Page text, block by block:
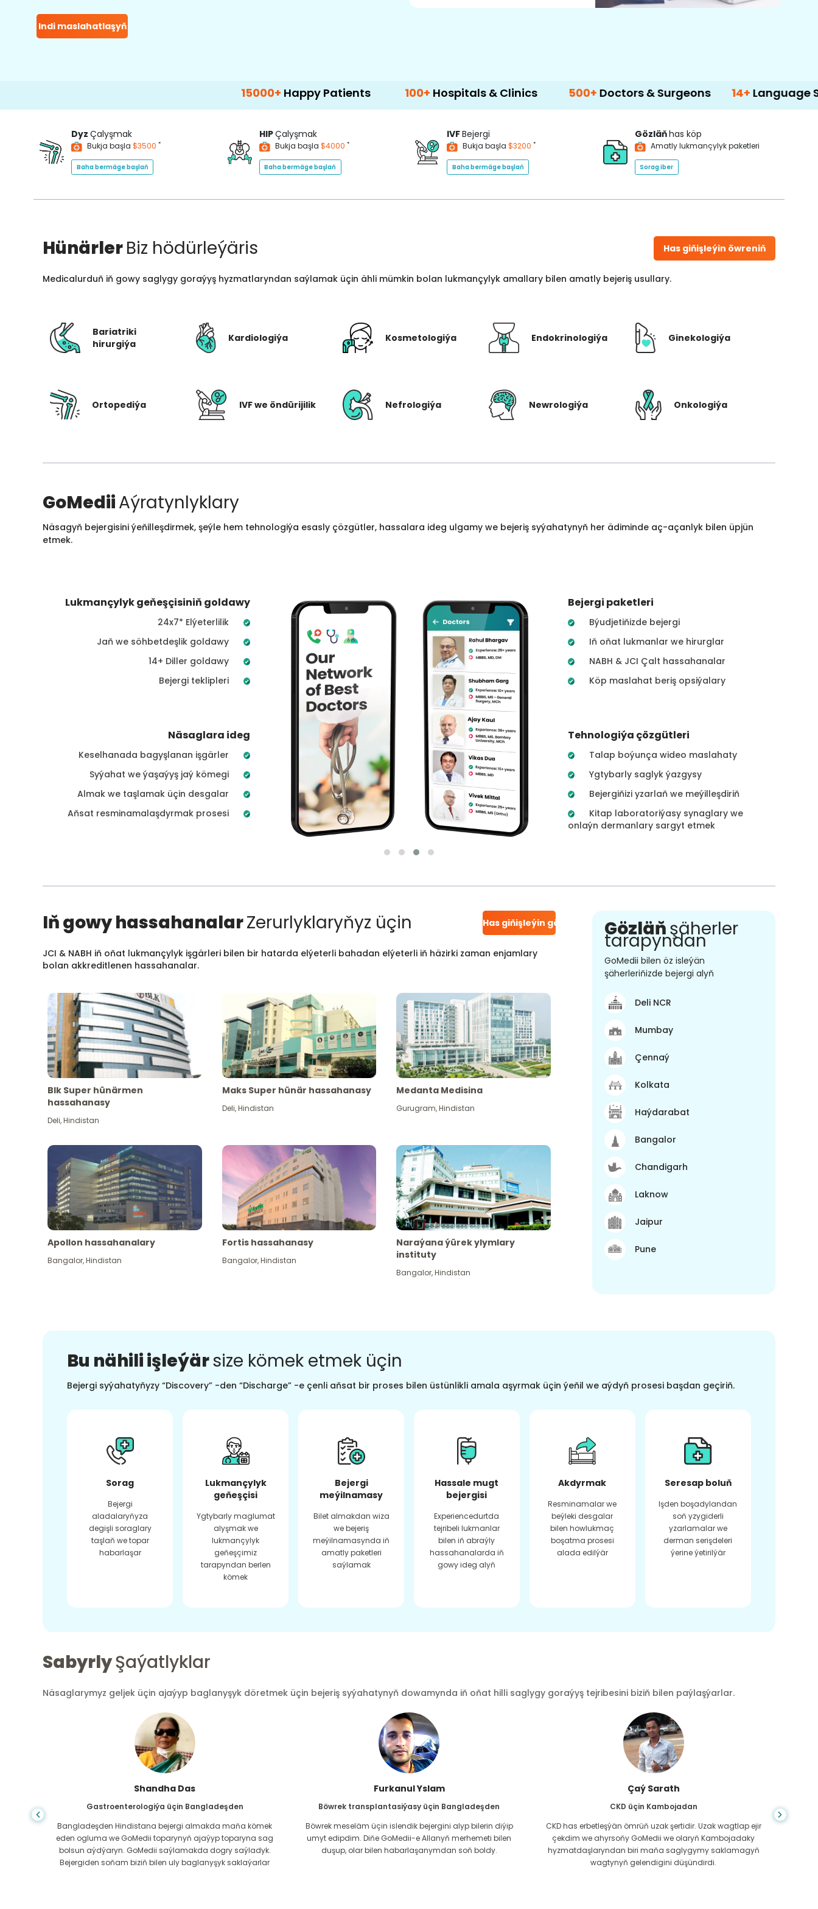
Indi maslahatlaşyň
Happy Patients 100+ Hospitals & Clinics 500+ Doctors & Surgeons 14+Language Support
Dyz Çalyşmak
Bukja başla $3500 *
Baha bermäge başlaň
HIPÇalyşmak
Bukja başla $4000 *
Baha bermäge başlaň
IVFBejergi
Bukja başla $3200 *
Baha bermäge başlaň
Gözläňhas köp
Amatly lukmançylyk paketleri
Sorag iber
HünärlerBiz hödürleýäris Has giňişleýin öwreniň
Medicalurduň iň gowy saglygy goraýyş hyzmatlaryndan saýlamak üçin ähli mümkin bolan lukmançylyk amallary bilen amatly bejeriş usullary.
Bariatriki
hirurgiýa
Kardiologiýa Kosmetologiýa Endokrinologiýa Ginekologiýa
Ortopediýa IVF we öndürijilik Nefrologiýa Newrologiýa Onkologiýa
GoMediiAýratynlyklary
Näsagyň bejergisini ýeňilleşdirmek, şeýle hem tehnologiýa esasly çözgütler, hassalara ideg ulgamy we bejeriş syýahatynyň her ädiminde aç-açanlyk bilen üpjün
etmek.
Lukmançylyk geňeşçisiniň goldawy
24x7* Elýeterlilik
Jaň we söhbetdeşlik goldawy
14+ Diller goldawy
Bejergi teklipleri
Näsaglara ideg
Keselhanada bagyşlanan işgärler
Syýahat we ýaşaýyş jaý kömegi
Almak we taşlamak üçin desgalar
Aňsat resminamalaşdyrmak prosesi
Bejergi paketleri
Býudjetiňizde bejergi
Iň oňat lukmanlar we hirurglar
NABH & JCI Çalt hassahanalar
Köp maslahat beriş opsiýalary
Tehnologiýa çözgütleri
Talap boýunça wideo maslahaty
Ygtybarly saglyk ýazgysy
Bejergiňizi yzarlaň we meýilleşdiriň
Kitap laboratoriýasy synaglary we
onlaýn dermanlary sargyt etmek
Iň gowy hassahanalarZerurlyklaryňyz üçin Has giňişleýin gör
JCI & NABH iň oňat lukmançylyk işgärleri bilen bir hatarda elýeterli bahadan elýeterli iň häzirki zaman enjamlary
bolan akkreditlenen hassahanalar.
Blk Super hünärmen
hassahanasy
Deli,Hindistan
Maks Super hünär hassahanasy
Deli,Hindistan
Medanta Medisina
Gurugram,Hindistan
Apollon hassahanalary
Bangalor,Hindistan
Fortis hassahanasy
Bangalor,Hindistan
Naraýana ýürek ylymlary
instituty
Bangalor,Hindistan
Gözläňşäherler
tarapyndan
GoMedii bilen öz isleýän
şäherleriňizde bejergi alyň
Deli NCR
Mumbay
Çennaý
Kolkata
Haýdarabat
Bangalor
Chandigarh
Laknow
Jaipur
Pune
Bu nähili işleýärsize kömek etmek üçin
Bejergi syýahatyňyzy “Discovery” -den “Discharge” -e çenli aňsat bir proses bilen üstünlikli amala aşyrmak üçin ýeňil we aýdyň prosesi başdan geçiriň.
Sorag
Bejergi
aladalaryňyza
degişli soraglary
taşlaň we topar
habarlaşar
Lukmançylyk
geňeşçisi
Ygtybarly maglumat
alyşmak we
lukmançylyk
geňeşçimiz
tarapyndan berlen
kömek
Bejergi
meýilnamasy
Bilet almakdan wiza
we bejeriş
meýilnamasynda iň
amatly paketleri
saýlamak
Hassale mugt
bejergisi
Experiencedurtda
tejribeli lukmanlar
bilen iň abraýly
hassahanalarda iň
gowy ideg alyň
Akdyrmak
Resminamalar we
beýleki desgalar
bilen howlukmaç
boşatma prosesi
alada edilýär
Seresap boluň
Işden boşadylandan
soň yzygiderli
yzarlamalar we
derman serişdeleri
ýerine ýetirilýär
SabyrlyŞaýatlyklar
Näsaglarymyz geljek üçin ajaýyp baglanyşyk döretmek üçin bejeriş syýahatynyň dowamynda iň oňat hilli saglygy goraýyş tejribesini biziň bilen paýlaşýarlar.
Shandha Das
Gastroenterologiýa üçin Bangladeşden
Bangladeşden Hindistana bejergi almakda maňa kömek
eden ogluma we GoMedii toparynyň ajaýyp toparyna sag
bolsun aýdýaryn. GoMedii saýlamakda dogry saýladyk.
Bejergiden soňam biziň bilen uly baglanyşyk saklaýarlar
Furkanul Yslam
Böwrek transplantasiýasy üçin Bangladeşden
Böwrek meseläm üçin islendik bejergini alyp bilerin diýip
umyt edipdim. Diňe GoMedii-e Allanyň merhemeti bilen
duşup, olar bilen habarlaşanymdan soň boldy.
Çaý Sarath
CKD üçin Kambojadan
CKD has erbetleşýän ömrüň uzak şertidir. Uzak wagtlap ejir
çekdim we ahyrsoňy GoMedii we olaryň Kambojadaky
hyzmatdaşlaryndan biri maňa saglygymy saklamagyň
wagtynyň gelendigini düşündirdi.